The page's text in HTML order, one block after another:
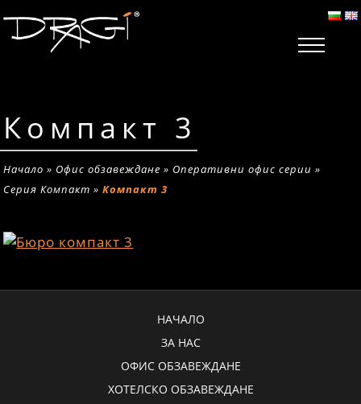
Компакт 3
Начало » Офис обзавеждане » Оперативни офис серии »
Серия Компакт »Компакт 3
НАЧАЛО
ЗА НАС
ОФИС ОБЗАВЕЖДАНЕ
ХОТЕЛСКО ОБЗАВЕЖДАНЕ